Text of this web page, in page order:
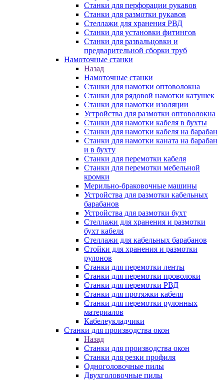
Станки для перфорации рукавов
Станки для размотки рукавов
Стеллажи для хранения РВД
Станки для установки фитингов
Станки для развальцовки и
предварительной сборки труб
Намоточные станки
Назад
Намоточные станки
Станки для намотки оптоволокна
Станки для рядовой намотки катушек
Станки для намотки изоляции
Устройства для размотки оптоволокна
Станки для намотки кабеля в бухты
Станки для намотки кабеля на барабан
Станки для намотки каната на барабан
и в бухту
Станки для перемотки кабеля
Станки для перемотки мебельной
кромки
Мерильно-браковочные машины
Устройства для размотки кабельных
барабанов
Устройства для размотки бухт
Стеллажи для хранения и размотки
бухт кабеля
Стеллажи для кабельных барабанов
Стойки для хранения и размотки
рулонов
Станки для перемотки ленты
Станки для перемотки проволоки
Станки для перемотки РВД
Станки для протяжки кабеля
Станки для перемотки рулонных
материалов
Кабелеукладчики
Станки для производства окон
Назад
Станки для производства окон
Станки для резки профиля
Одноголовочные пилы
Двухголовочные пилы